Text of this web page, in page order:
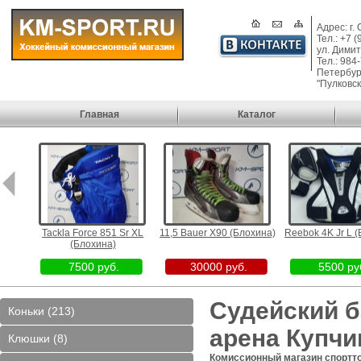
Адрес: г.
Тел.: +7
ул.
Тел.:
Главная Каталог
Tackla Force 851 Sr XL
(Блохина)
7500 руб.
11,5 Bauer X90 (Блохина)
30000 руб.
Reebok 4K Jr L
5500
Коньки (213)
Клюшки (8)
Судейский
арена
Комиссионный магазин